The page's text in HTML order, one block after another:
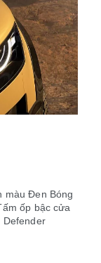
màu Đen Bóng
ốp bậc cửa
Defender